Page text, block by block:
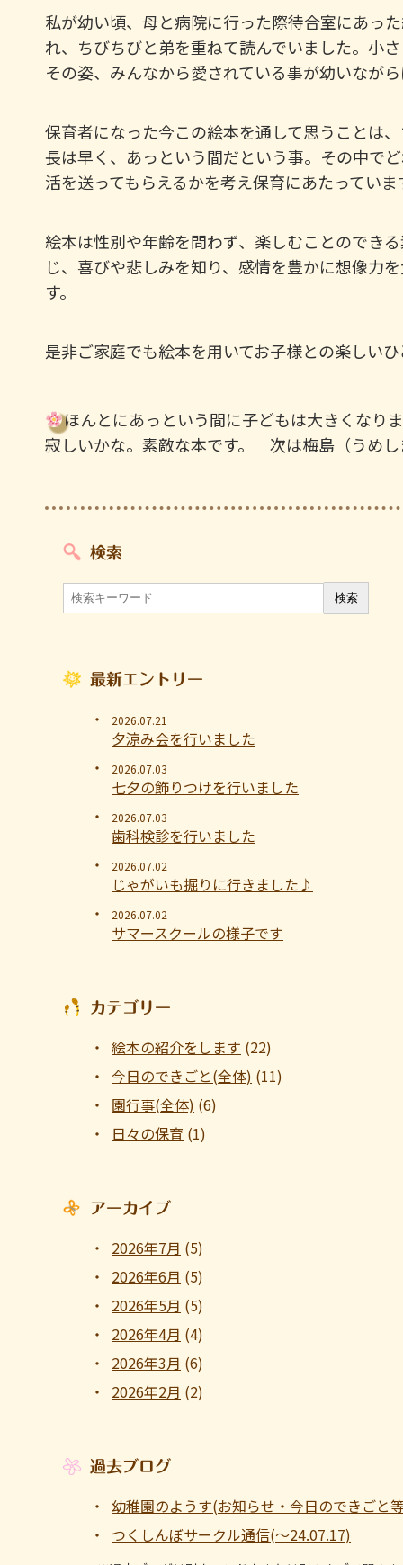
私が幼い頃、母と病院に行った際待合室にあっ
れ、ちびちびと弟を重ねて読んでいました。小
その姿、みんなから愛されている事が幼いなが
保育者になった今この絵本を通して思うことは
長は早く、あっという間だという事。その中で
活を送ってもらえるかを考え保育にあたっていま
絵本は性別や年齢を問わず、楽しむことのでき
じ、喜びや悲しみを知り、感情を豊かに想像力
す。
是非ご家庭でも絵本を用いてお子様との楽しい
ほんとにあっという間に子どもは大きくなり
寂しいかな。素敵な本です。 次は梅島（うめし
検索
最新エントリー
2026.07.21
夕涼み会を行いました
2026.07.03
七夕の飾りつけを行いました
2026.07.03
歯科検診を行いました
2026.07.02
じゃがいも掘りに行きました♪
2026.07.02
サマースクールの様子です
カテゴリー
絵本の紹介をします (22)
今日のできごと(全体) (11)
園行事(全体) (6)
日々の保育 (1)
アーカイブ
2026年7月 (5)
2026年6月 (5)
2026年5月 (5)
2026年4月 (4)
2026年3月 (6)
2026年2月 (2)
過去ブログ
幼稚園のようす(お知らせ・今日のできご
つくしんぼサークル通信(～24.07.17)